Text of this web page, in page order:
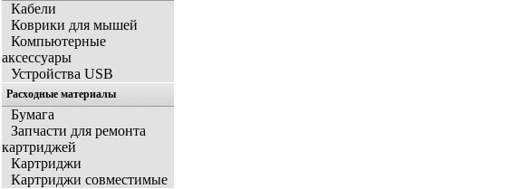
Кабели
Коврики для мышей
Компьютерные
аксессуары
Устройства USB
Расходные материалы
Бумага
Запчасти для ремонта
картриджей
Картриджи
Картриджи совместимые